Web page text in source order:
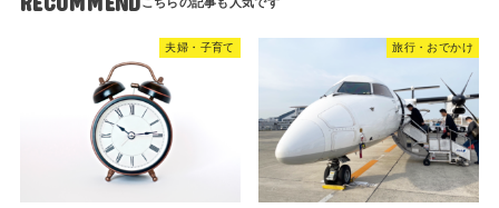
夫婦・子育て 旅行・おでかけ